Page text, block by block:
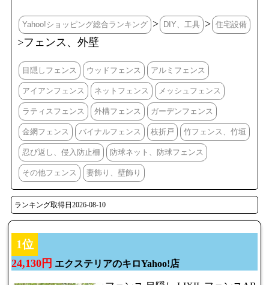
Yahoo!ショッピング総合ランキング > DIY、工具 > 住宅設備
>フェンス、外壁
目隠しフェンス ウッドフェンス アルミフェンス
アイアンフェンス ネットフェンス メッシュフェンス
ラティスフェンス 外構フェンス ガーデンフェンス
金網フェンス バイナルフェンス 枝折戸 竹フェンス、竹垣
忍び返し、侵入防止柵 防球ネット、防球フェンス
その他フェンス 妻飾り、壁飾り
ランキング取得日2026-08-10
1位
24,130円 エクステリアのキロYahoo!店